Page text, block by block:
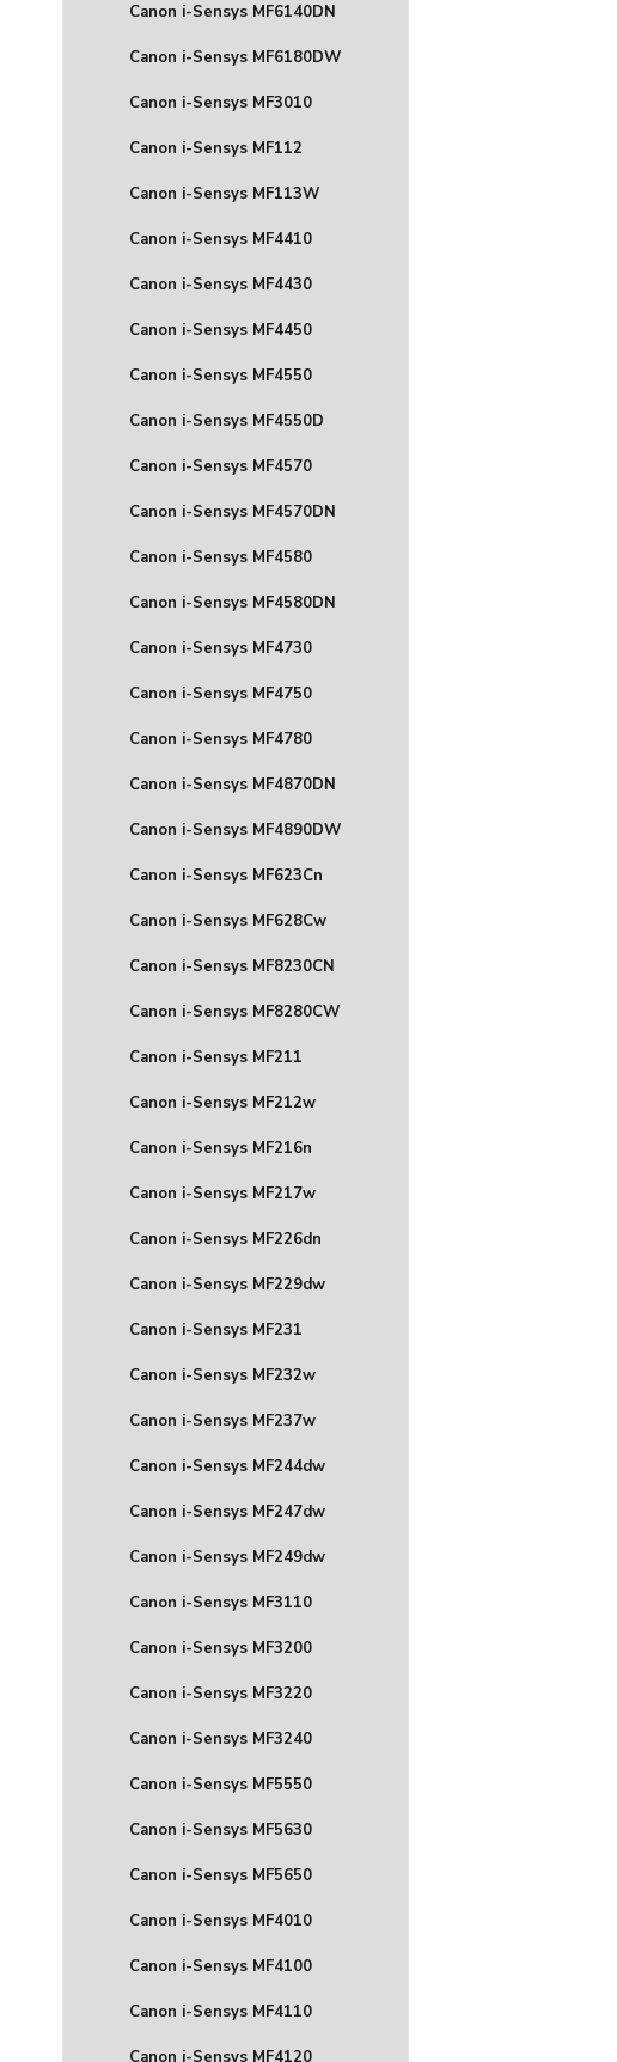
Canon i-Sensys MF6140DN
Canon i-Sensys MF6180DW
Canon i-Sensys MF3010
Canon i-Sensys MF112
Canon i-Sensys MF113W
Canon i-Sensys MF4410
Canon i-Sensys MF4430
Canon i-Sensys MF4450
Canon i-Sensys MF4550
Canon i-Sensys MF4550D
Canon i-Sensys MF4570
Canon i-Sensys MF4570DN
Canon i-Sensys MF4580
Canon i-Sensys MF4580DN
Canon i-Sensys MF4730
Canon i-Sensys MF4750
Canon i-Sensys MF4780
Canon i-Sensys MF4870DN
Canon i-Sensys MF4890DW
Canon i-Sensys MF623Cn
Canon i-Sensys MF628Cw
Canon i-Sensys MF8230CN
Canon i-Sensys MF8280CW
Canon i-Sensys MF211
Canon i-Sensys MF212w
Canon i-Sensys MF216n
Canon i-Sensys MF217w
Canon i-Sensys MF226dn
Canon i-Sensys MF229dw
Canon i-Sensys MF231
Canon i-Sensys MF232w
Canon i-Sensys MF237w
Canon i-Sensys MF244dw
Canon i-Sensys MF247dw
Canon i-Sensys MF249dw
Canon i-Sensys MF3110
Canon i-Sensys MF3200
Canon i-Sensys MF3220
Canon i-Sensys MF3240
Canon i-Sensys MF5550
Canon i-Sensys MF5630
Canon i-Sensys MF5650
Canon i-Sensys MF4010
Canon i-Sensys MF4100
Canon i-Sensys MF4110
Canon i-Sensys MF4120